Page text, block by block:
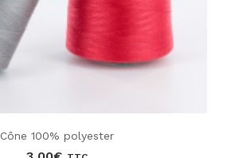
Cône 100% polyester